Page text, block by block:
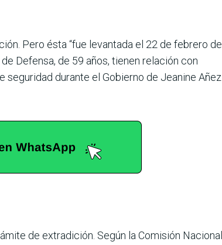
Pero ésta “fue levantada el 22 de febrero de
Defensa, de 59 años, tienen relación con
durante el Gobierno de Jeanine Añez
de extradición. Según la Comisión Nacional